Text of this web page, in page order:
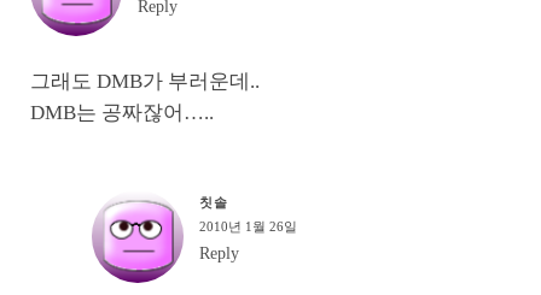
Reply
그래도 DMB가 부러운데..
DMB는 공짜잖어…..
칫솔
2010년 1월 26일
Reply